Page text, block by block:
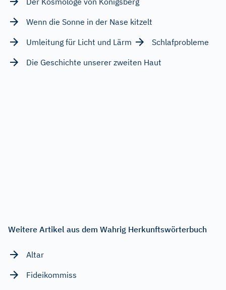
Wenn die Sonne in der Nase kitzelt
Umleitung für Licht und Lärm
Schlafprobleme
Die Geschichte unserer zweiten Haut
Weitere Artikel aus dem Wahrig Herkunftswörterbuch
Altar
Fideikommiss